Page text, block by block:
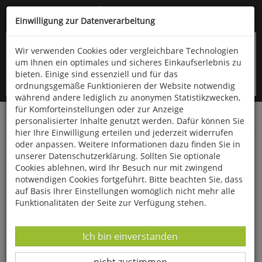
Kompletten Head der Seite überspringen
oder (06766) 9323-960
Startseite Technik & Freizeit Spiel & Spaß Diverses
Schlenkerhase mit roter Schleife
Einwilligung zur Datenverarbeitung
Wir verwenden Cookies oder vergleichbare Technologien
um Ihnen ein optimales und sicheres Einkaufserlebnis zu
bieten. Einige sind essenziell und für das
ordnungsgemäße Funktionieren der Website notwendig
während andere lediglich zu anonymen Statistikzwecken,
für Komforteinstellungen oder zur Anzeige
personalisierter Inhalte genutzt werden. Dafür können Sie
hier Ihre Einwilligung erteilen und jederzeit widerrufen
oder anpassen. Weitere Informationen dazu finden Sie in
unserer Datenschutzerklärung. Sollten Sie optionale
Cookies ablehnen, wird Ihr Besuch nur mit zwingend
notwendigen Cookies fortgeführt. Bitte beachten Sie, dass
auf Basis Ihrer Einstellungen womöglich nicht mehr alle
Funktionalitäten der Seite zur Verfügung stehen.
Datenverarbeitung -
Ich bin einverstanden